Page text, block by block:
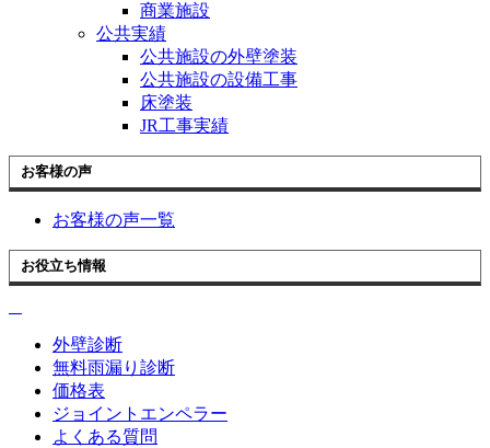
商業施設
公共実績
公共施設の外壁塗装
公共施設の設備工事
床塗装
JR工事実績
お客様の声
お客様の声一覧
お役立ち情報
外壁診断
無料雨漏り診断
価格表
ジョイントエンペラー
よくある質問